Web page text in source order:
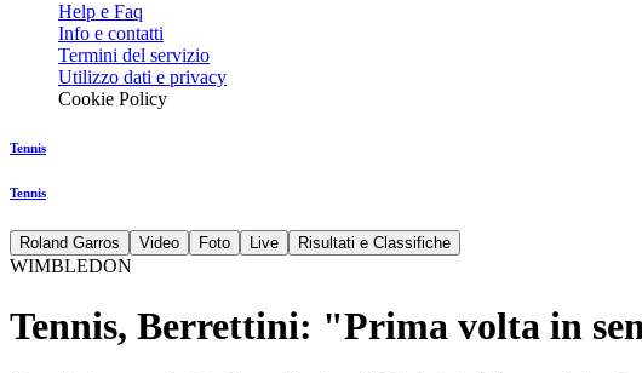
Help e Faq
Info e contatti
Termini del servizio
Utilizzo dati e privacy
Cookie Policy
Tennis
Tennis
Roland Garros Video Foto Live Risultati e Classifiche
WIMBLEDON
Tennis, Berrettini: "Prima volta in